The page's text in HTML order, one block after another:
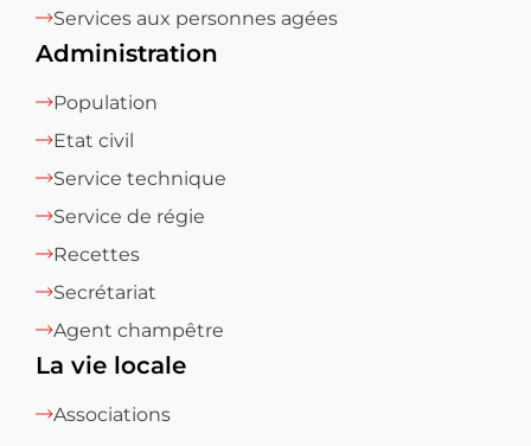
Services aux personnes agées
Administration
Population
Etat civil
Service technique
Service de régie
Recettes
Secrétariat
Agent champêtre
La vie locale
Associations